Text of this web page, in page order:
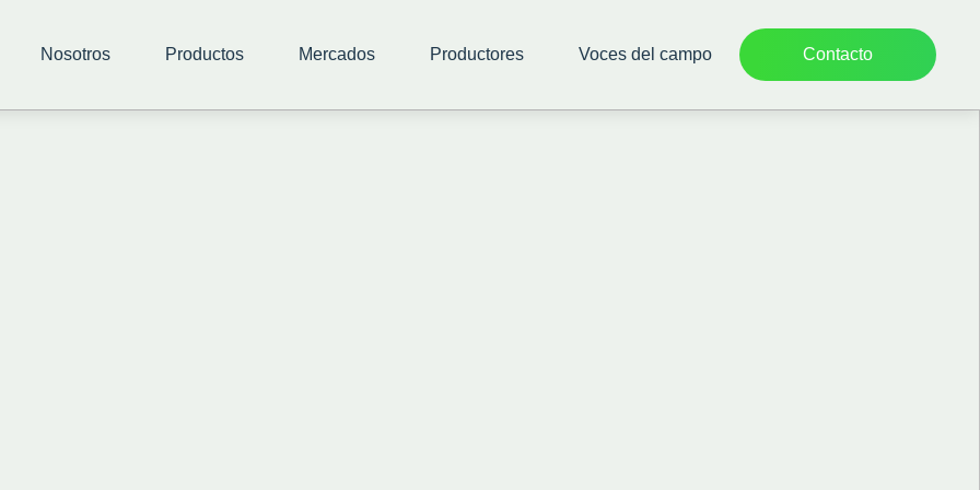
Nosotros Productos Mercados Productores Voces del campo Contacto